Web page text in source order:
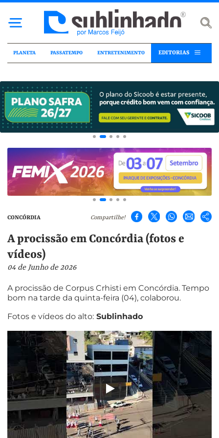
PLANETA PASSATEMPO ENTRETENIMENTO EDITORIAS
CONCÓRDIA Compartilhe!
A procissão em Concórdia (fotos e
vídeos)
04 de Junho de 2026
A procissão de Corpus Crhisti em Concórdia. Tempo
bom na tarde da quinta-feira (04), colaborou.
Fotos e vídeos do alto: Sublinhado